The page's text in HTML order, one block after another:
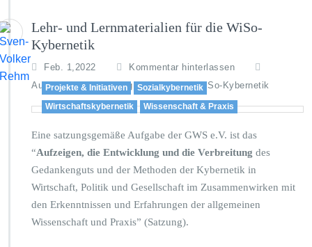
Lehr- und Lernmaterialien für die WiSo-
Kybernetik
Feb. 1,2022
Kommentar hinterlassen
Aus- und Weiterbildung,Wissen über WiSo-Kybernetik
Projekte & Initiativen
Sozialkybernetik
Wirtschaftskybernetik
Wissenschaft & Praxis
Eine satzungsgemäße Aufgabe der GWS e.V. ist das
“Aufzeigen, die Entwicklung und die Verbreitung des
Gedankenguts und der Methoden der Kybernetik in
Wirtschaft, Politik und Gesellschaft im Zusammenwirken mit
den Erkenntnissen und Erfahrungen der allgemeinen
Wissenschaft und Praxis” (Satzung).